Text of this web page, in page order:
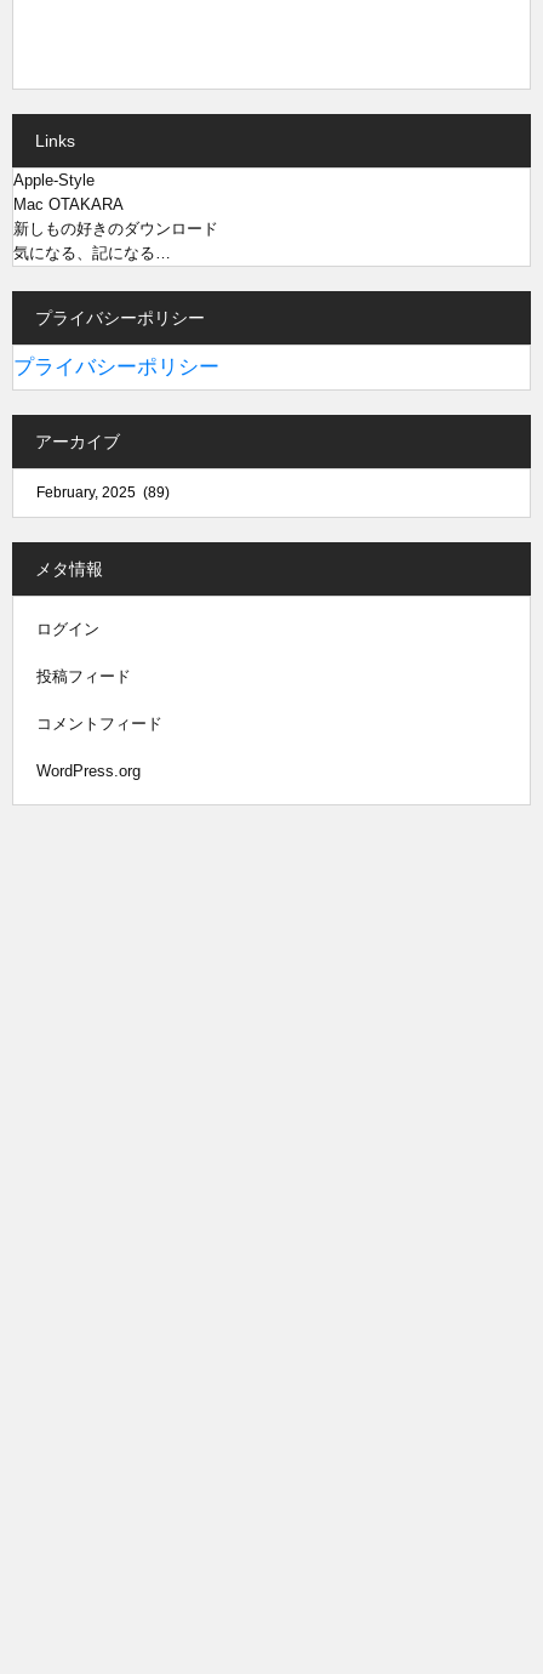
Links
Apple-Style
Mac OTAKARA
新しもの好きのダウンロード
気になる、記になる…
プライバシーポリシー
プライバシーポリシー
アーカイブ
メタ情報
ログイン
投稿フィード
コメントフィード
WordPress.org